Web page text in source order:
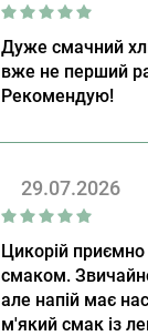
Дуже смачний
вже не перший
Рекомендую!
29.07.2026
Цикорій
смаком.
але напій має
м'який смак із